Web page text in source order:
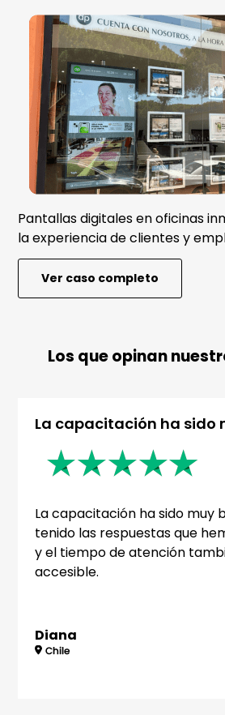
Pantallas digitales en oficinas
la experiencia de clientes y
Ver caso completo
Los que opinan
La capacitación ha sido
La capacitación ha sido muy
tenido las respuestas que
y el tiempo de atención
accesible.
Diana